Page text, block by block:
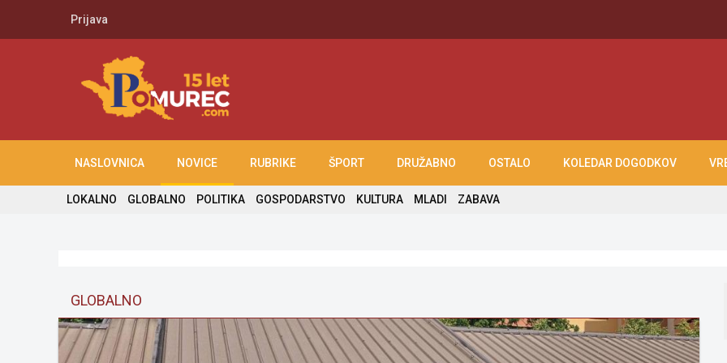
Prijava
NASLOVNICA NOVICE RUBRIKE ŠPORT DRUŽABNO OSTALO KOLEDAR DOGODKOV
LOKALNO GLOBALNO POLITIKA GOSPODARSTVO KULTURA MLADI ZABAVA
GLOBALNO